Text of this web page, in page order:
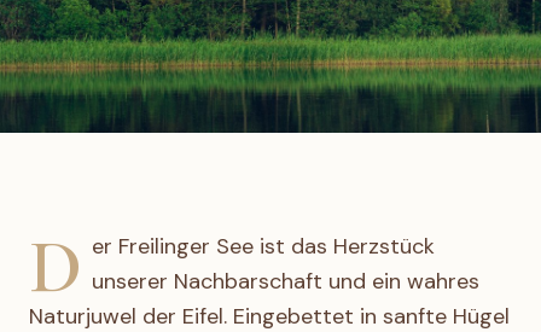
D er Freilinger See ist das Herzstück
unserer Nachbarschaft und ein wahres
Naturjuwel der Eifel. Eingebettet in sanfte Hügel